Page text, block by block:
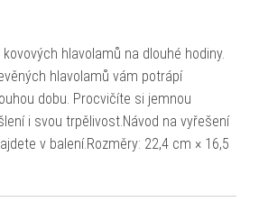
299 Kč.
hlavolamů na dlouhé hodiny.
hlavolamů vám potrápí
dobu. Procvičíte si jemnou
i svou trpělivost.Návod na vyřešení
v balení.Rozměry: 22,4 cm × 16,5